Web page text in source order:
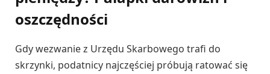
oszczędności
Gdy wezwanie z Urzędu Skarbowego trafi do
skrzynki, podatnicy najczęściej próbują ratować się